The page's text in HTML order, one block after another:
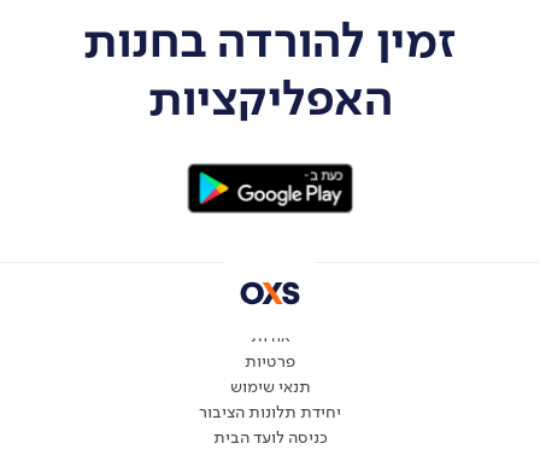
זמין להורדה בחנות
האפליקציות
אודות
פרטיות
תנאי שימוש
יחידת תלונות הציבור
כניסה לועד הבית